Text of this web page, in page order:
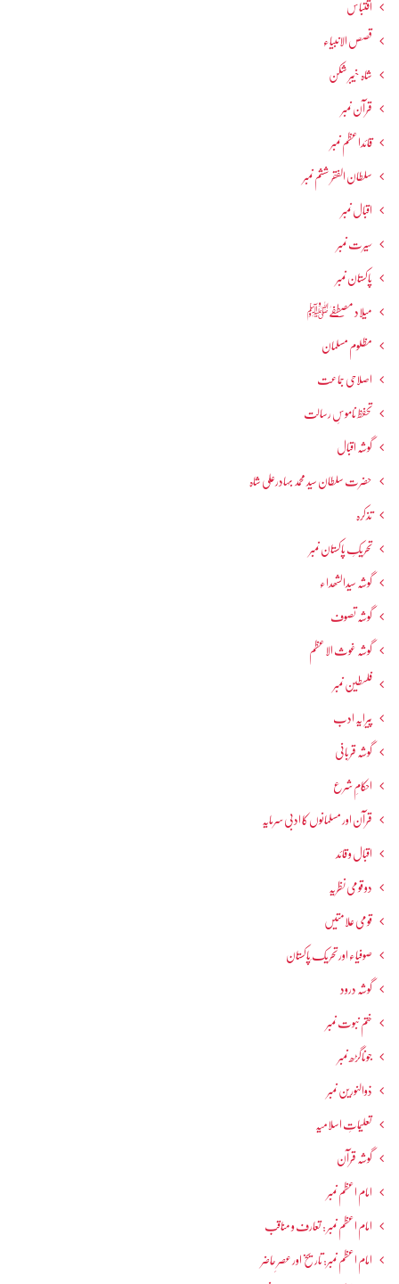
اقتباس
قصص الانبیاء
شاہ خیبر شکن
قرآن نمبر
قائداعظم نمبر
سلطان الفقر ششم نمبر
اقبال نمبر
سیرت نمبر
پاکستان نمبر
میلاد مصطفےٰﷺ
مظلوم مسلمان
اصلاحی جماعت
تحفظ ناموسِ رسالت
گوشہ اقبال
حضرت سلطان سید محمد بہادرعلی شاہ
تذکرہ
تحریکِ پاکستان نمبر
گوشہ سیدالشھداء
گوشہ تصوف
گوشہ غوث الاعظم
فلسطین نمبر
پیرایہ ادب
گوشہ قربانی
احکامِ شرع
قرآن اور مسلمانوں کا ادبی سرمایہ
اقبال و قائد
دو قومی نظریہ
قومی علامتیں
صوفیاء اور تحریک ِپاکستان
گوشہ درود
ختم نبوت نمبر
جوناگڑھ نمبر
ذوالنورین نمبر
تعلیماتِ اسلامیہ
گوشہ قرآن
امام اعظم نمبر
امام اعظم نمبر : تعارف و مناقب
امام اعظم نمبر: تاریخ اور عصرِ حاضر